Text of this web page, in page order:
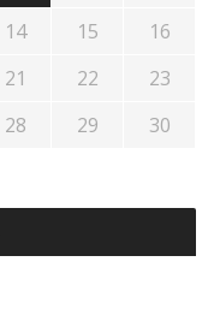
14 15
16
21 22
23
28 29
30